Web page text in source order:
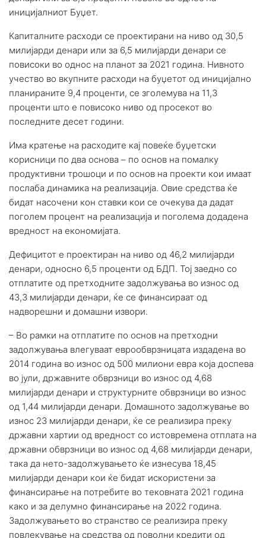
иницијалниот Буџет.
Капиталните расходи се проектирани на ниво од 30,5
милијарди денари или за 6,5 милијарди денари се
повисоки во однос на планот за 2021 година. Нивното
учество во вкупните расходи на буџетот од иницијално
планираните 9,4 проценти, се зголемува на 11,3
проценти што е повисоко ниво од просекот во
последните десет години.
Има кратење на расходите кај повеќе буџетски
корисници по два основа – по основ на помалку
продуктивни трошоци и по основ на проекти кои имаат
послаба динамика на реализација. Овие средства ќе
бидат насочени кон ставки кои се очекува да дадат
поголем процент на реализација и поголема додадена
вредност на економијата.
Дефицитот е проектиран на ниво од 46,2 милијарди
денари, односно 6,5 проценти од БДП. Тој заедно со
отплатите од претходните задолжувања во износ од
43,3 милијарди денари, ќе се финансираат од
надворешни и домашни извори.
– Во рамки на отплатите по основ на претходни
задолжувања влегуваат еврообврзницата издадена во
2014 година во износ од 500 милиони евра која доспева
во јули, државните обврзници во износ од 4,68
милијарди денари и структурните обврзници во износ
од 1,44 милијарди денари. Домашното задолжување во
износ 23 милијарди денари, ќе се реализира преку
државни хартии од вредност со истовремена отплата на
државни обврзници во износ од 4,68 милијарди денари,
така да нето-задолжувањето ќе изнесува 18,45
милијарди денари кои ќе бидат искористени за
финансирање на потребите во тековната 2021 година
како и за делумно финансирање на 2022 година.
Задолжувањето во странство се реализира преку
повлекување на средства од поволни кредити од